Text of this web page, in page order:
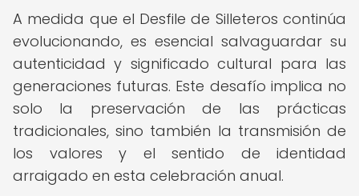
A medida que el Desfile de Silleteros continúa
evolucionando, es esencial salvaguardar su
autenticidad y significado cultural para las
generaciones futuras. Este desafío implica no
solo la preservación de las prácticas
tradicionales, sino también la transmisión de
los valores y el sentido de identidad
arraigado en esta celebración anual.